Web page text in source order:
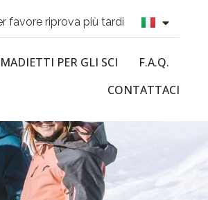
favore riprova più tardi
PER GLI SCI
F.A.Q.
CONTATTACI